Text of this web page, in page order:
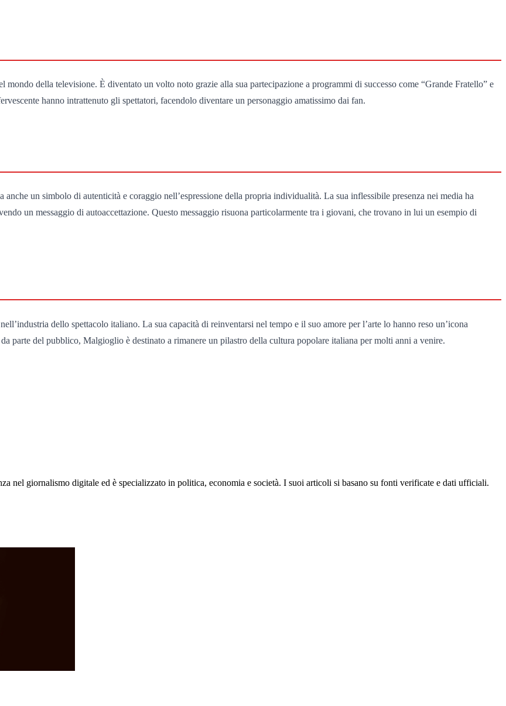
della televisione. È diventato un volto noto grazie alla sua partecipazione a programmi di successo come “Grande Fratello” e
hanno intrattenuto gli spettatori, facendolo diventare un personaggio amatissimo dai fan.
un simbolo di autenticità e coraggio nell’espressione della propria individualità. La sua inflessibile presenza nei media ha
un messaggio di autoaccettazione. Questo messaggio risuona particolarmente tra i giovani, che trovano in lui un esempio di
dello spettacolo italiano. La sua capacità di reinventarsi nel tempo e il suo amore per l’arte lo hanno reso un’icona
parte del pubblico, Malgioglio è destinato a rimanere un pilastro della cultura popolare italiana per molti anni a venire.
nel giornalismo digitale ed è specializzato in politica, economia e società. I suoi articoli si basano su fonti verificate e dati ufficiali.